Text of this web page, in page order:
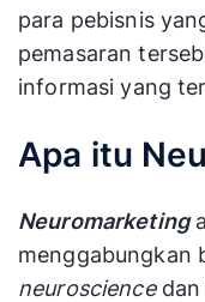
para pebisnis
pemasaran
informasi yang
Apa itu
Neuromarketing
menggabungkan
neurosciencedan